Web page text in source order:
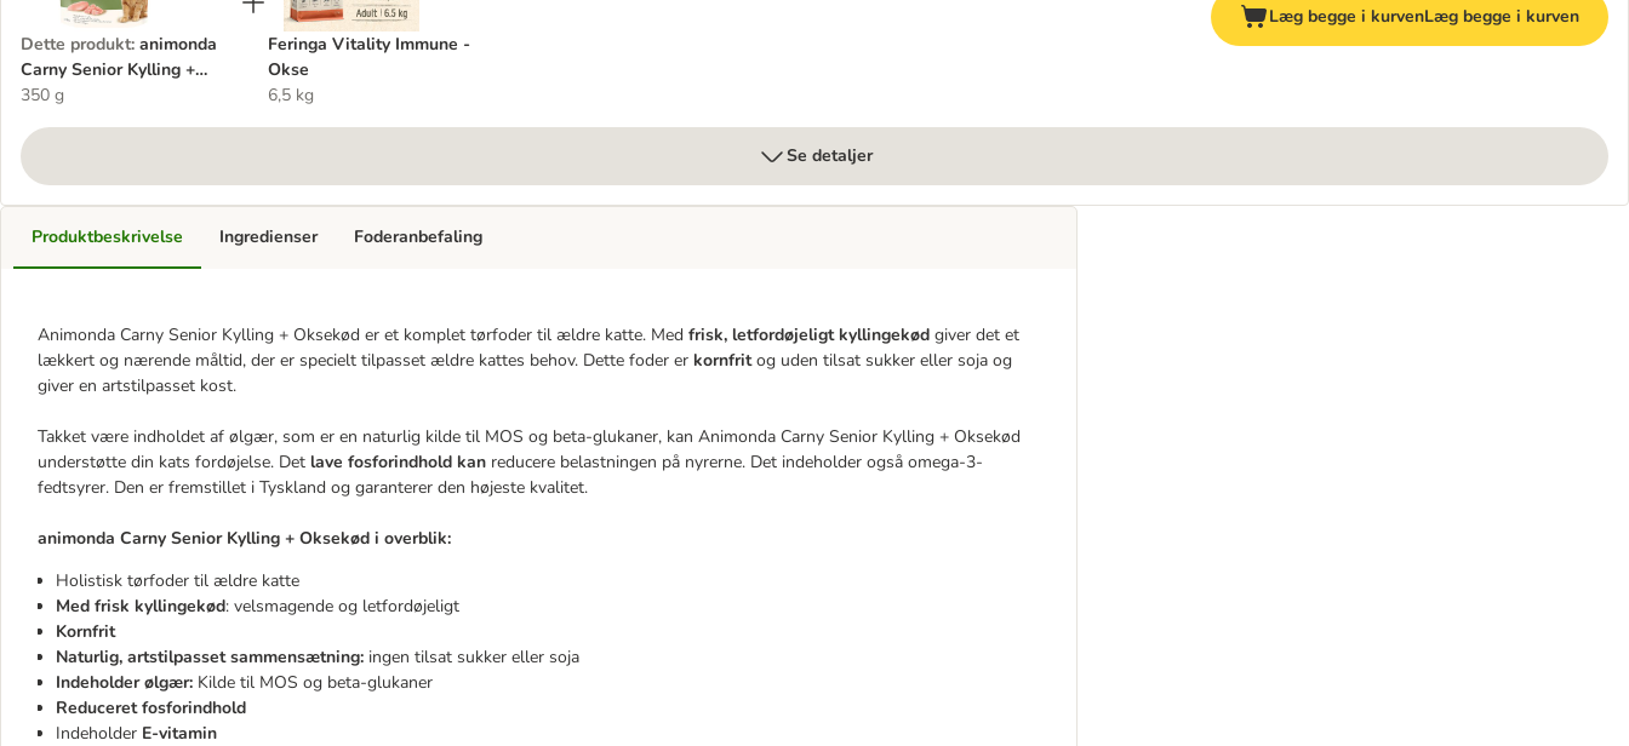
Dette produkt: animonda
Carny Senior Kylling +
Oksekød
350 g
Feringa Vitality Immune -
Okse
6,5 kg
Læg begge i kurvenLæg begge i kurven
Se detaljer
Produktbeskrivelse
Animonda Carny Senior Kylling + Oksekød er et komplet tørfoder til ældre katte. Med frisk, letfordøjeligt kyllingekød giver det et
lækkert og nærende måltid, der er specielt tilpasset ældre kattes behov. Dette foder er kornfritog uden tilsat sukker eller soja og
giver en artstilpasset kost.
Takket være indholdet af ølgær, som er en naturlig kilde til MOS og beta-glukaner, kan Animonda Carny Senior Kylling + Oksekød
understøtte din kats fordøjelse. Det lave fosforindhold kan reducere belastningen på nyrerne. Det indeholder også omega-3-
fedtsyrer. Den er fremstillet i Tyskland og garanterer den højeste kvalitet.
animonda Carny Senior Kylling + Oksekød i overblik:
Holistisk tørfoder til ældre katte
Med frisk kyllingekød: velsmagende og letfordøjeligt
Kornfrit
Naturlig, artstilpasset sammensætning: ingen tilsat sukker eller soja
Indeholder ølgær: Kilde til MOS og beta-glukaner
Reduceret fosforindhold
Indeholder E-vitamin
Ingredienser Foderanbefaling